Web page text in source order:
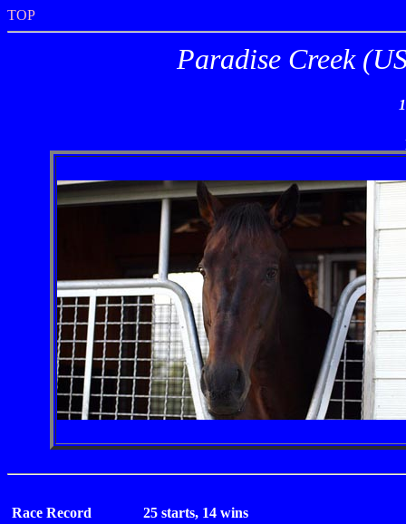
TOP
Paradise Creek
Race Record
25 starts, 14 wins